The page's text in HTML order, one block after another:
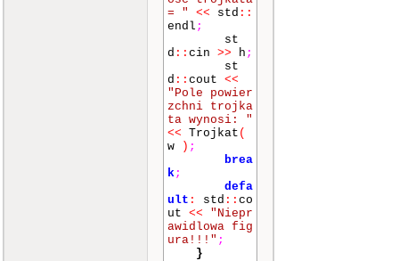
= "
<< std ::
endl ;
st
d :: cin >> h ;
st
d :: cout <<
"Pole powier
zchni trojka
ta wynosi: "
<< Trojkat (
w
) ;
brea
k;
defa
ult : std :: co
ut <<
"Niepr
awidlowa fig
ura!!!" ;
}